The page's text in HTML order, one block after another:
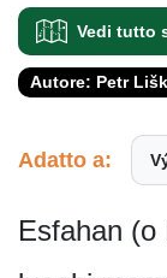
Vedi tutto
Autore: Petr
Adatto a:
Esfahan (o